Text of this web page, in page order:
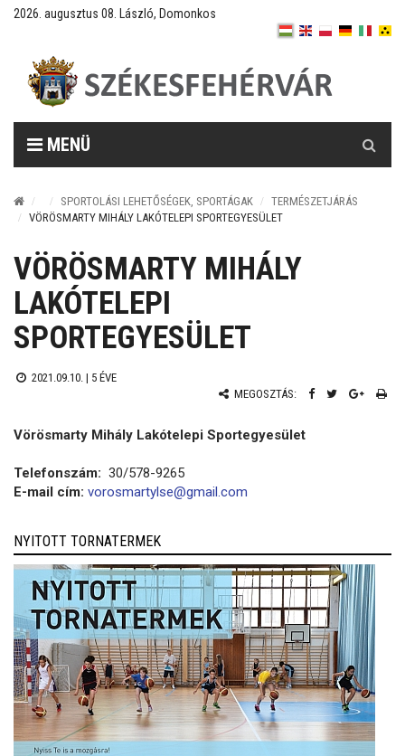
2026. augusztus 08. László, Domonkos
MENÜ
SPORTOLÁSI LEHETŐSÉGEK, SPORTÁGAK
TERMÉSZETJÁRÁS
VÖRÖSMARTY MIHÁLY LAKÓTELEPI SPORTEGYESÜLET
VÖRÖSMARTY MIHÁLY
LAKÓTELEPI
SPORTEGYESÜLET
2021.09.10. | 5 ÉVE
MEGOSZTÁS:
Vörösmarty Mihály Lakótelepi Sportegyesület
Telefonszám: 30/578-9265
E-mail cím: vorosmartylse@gmail.com
NYITOTT TORNATERMEK